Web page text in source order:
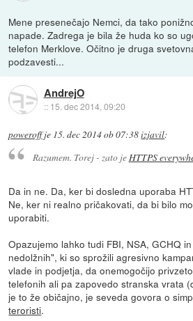
Mene presenečajo Nemci, da tako
napade. Zadrega je bila že huda ko so
telefon Merklove. Očitno je druga
podzavesti...
AndrejO
:: 15. dec 2014, 09:20
poweroffje 15. dec 2014 ob 07:38izjavil:
Razumem. Torej - zato jeHTTPS
Da in ne. Da, ker bi dosledna uporaba
Ne, ker ni realno pričakovati, da bi bilo
uporabiti.
Opazujemo lahko tudi FBI, NSA, GCHQ
nedolžnih", ki so sprožili agresivno
vlade in podjetja, da onemogočijo
telefonih ali pa zapovedo stranska vrata
je to že običajno, je seveda govora o
teroristi.